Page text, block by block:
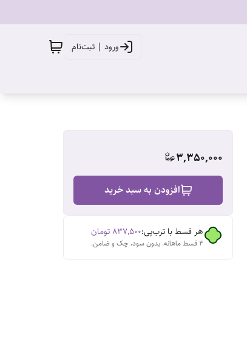
ورود | ثبت‌نام
3,350,000
افزودن به سبد خرید
هر قسط با ترب‌پی:۸۳۷٬۵۰۰ تومان
۴ قسط ماهانه. بدون سود، چک و ضامن.